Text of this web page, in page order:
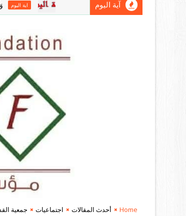
آية اليوم اية اليوم وَلُوطٌ
Home أحدث المقالات اجتماعيات جمعية